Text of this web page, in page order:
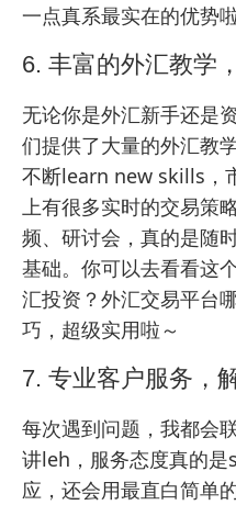
一点真系最实在的优势
6. 丰富的外汇教学
无论你是外汇新手还是
们提供了大量的外汇教
不断learn new skills，
上有很多实时的交易策
频、研讨会，真的是随
基础。你可以去看看这
汇投资？外汇交易平台
巧，超级实用啦～
7. 专业客户服务，
每次遇到问题，我都会
讲leh，服务态度真的
应，还会用最直白简单